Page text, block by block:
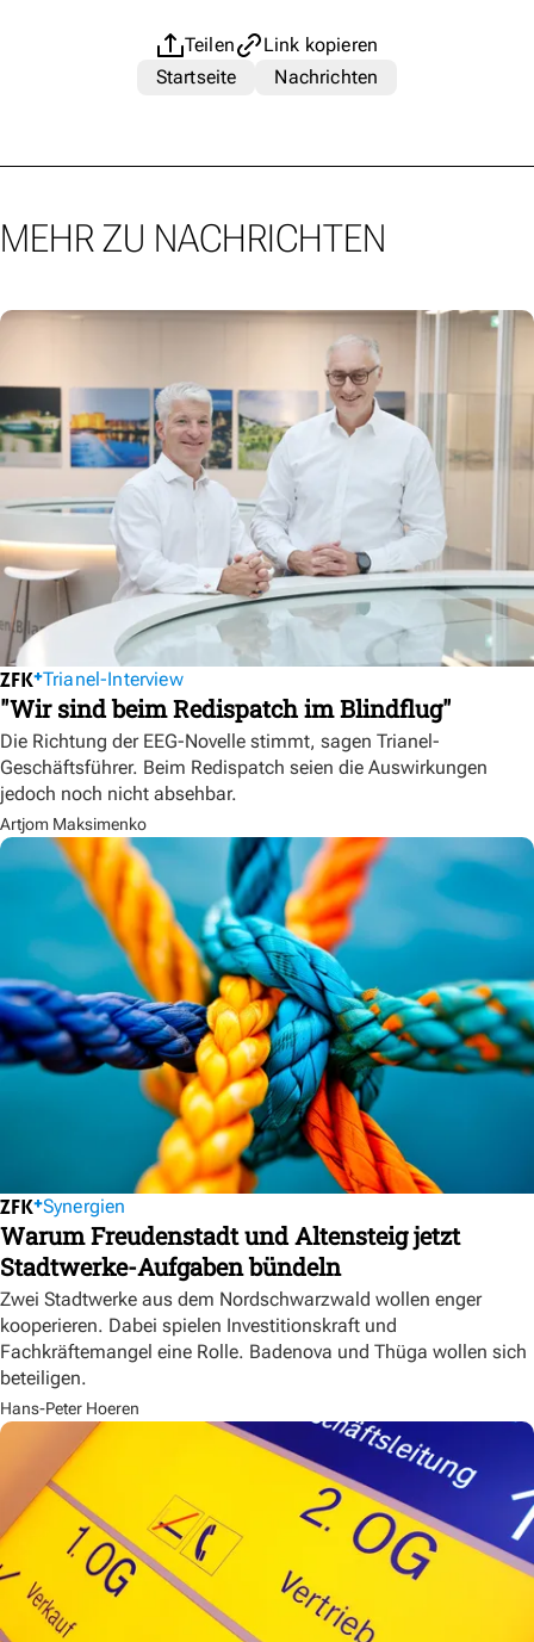
Teilen
Link kopieren
Startseite
Nachrichten
MEHR ZU NACHRICHTEN
Trianel-Interview
"Wir sind beim Redispatch im Blindflug"
Die Richtung der EEG-Novelle stimmt, sagen Trianel-
Geschäftsführer. Beim Redispatch seien die Auswirkungen
jedoch noch nicht absehbar.
Artjom Maksimenko
Synergien
Warum Freudenstadt und Altensteig jetzt
Stadtwerke-Aufgaben bündeln
Zwei Stadtwerke aus dem Nordschwarzwald wollen enger
kooperieren. Dabei spielen Investitionskraft und
Fachkräftemangel eine Rolle. Badenova und Thüga wollen sich
beteiligen.
Hans-Peter Hoeren